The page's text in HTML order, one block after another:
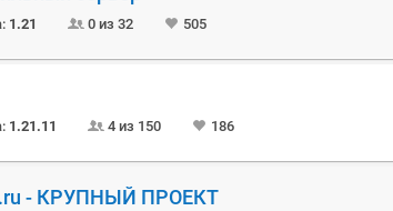
1.21 0 из 32 505
1.21.11 4 из 150 186
- КРУПНЫЙ ПРОЕКТ